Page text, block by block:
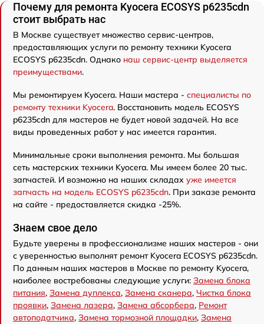
Почему для ремонта Kyocera ECOSYS p6235cdn
стоит выбрать нас
В Москве существует множество сервис-центров,
предоставляющих услуги по ремонту техники Kyocera
ECOSYS p6235cdn. Однако наш сервис-центр выделяется
преимуществами.
Мы ремонтируем Kyocera. Наши мастера - специалисты по
ремонту техники Kyocera. Восстановить модель ECOSYS
p6235cdn для мастеров не будет новой задачей. На все
виды проведенных работ у нас имеется гарантия.
Минимальные сроки выполнения ремонта. Мы большая
сеть мастерских техники Kyocera. Мы имеем более 20 тыс.
запчастей. И возможно на наших складах уже имеется
запчасть на модель ECOSYS p6235cdn. При заказе ремонта
на сайте - предоставляется скидка -25%.
Знаем свое дело
Будьте уверены в профессионализме наших мастеров - они
с уверенностью выполнят ремонт Kyocera ECOSYS p6235cdn.
По данным наших мастеров в Москве по ремонту Kyocera,
наиболее востребованы следующие услуги: Замена блока
питания, Замена дуплекса, Замена сканера, Чистка блока
проявки, Замена лазера, Замена абсорбера, Ремонт
автоподатчика, Замена тормозной площадки, Замена